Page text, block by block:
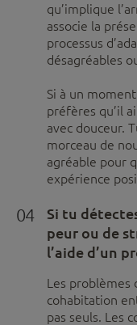
qu’implique
associe la
processus
désagréables
Si à un
préfères qu’il
avec douceur.
morceau de
agréable pour
expérience
04
Si tu
peur ou de
l’aide d’un
Les problèmes
cohabitation
pas seuls. Les